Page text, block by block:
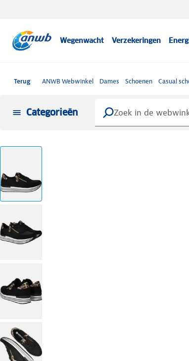
Wegenwacht Verzekeringen
Terug ANWB Webwinkel Dames Schoenen Casual
Categorieën